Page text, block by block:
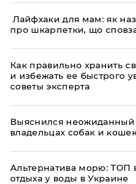
Лайфхаки для мам: як
про шкарпетки, що
Как правильно хранить
и избежать ее быстрого
советы эксперта
Выяснился неожиданный
владельцах собак и
Альтернатива морю: ТОП
отдыха у воды в Украине